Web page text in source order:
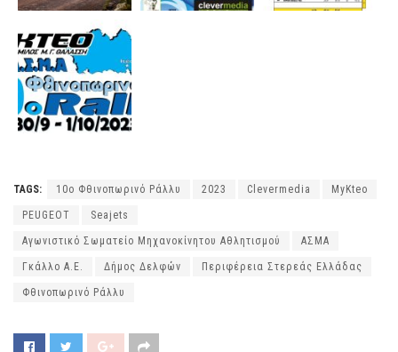
TAGS: 10ο Φθινοπωρινό Ράλλυ 2023 Clevermedia MyKteo
PEUGEOT Seajets
Αγωνιστικό Σωματείο Μηχανοκίνητου Αθλητισμού ΑΣΜΑ
Γκάλλο Α.Ε. Δήμος Δελφών Περιφέρεια Στερεάς Ελλάδας
Φθινοπωρινό Ράλλυ